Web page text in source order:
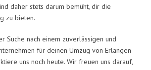
daher stets darum bemüht, dir die
zu bieten.
Suche nach einem zuverlässigen und
für deinen Umzug von Erlangen
uns noch heute. Wir freuen uns darauf,